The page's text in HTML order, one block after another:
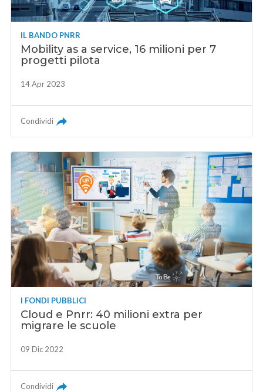
IL BANDO PNRR
Mobility as a service, 16 milioni per 7
progetti pilota
14 Apr 2023
Condividi
I FONDI PUBBLICI
Cloud e Pnrr: 40 milioni extra per
migrare le scuole
09 Dic 2022
Condividi